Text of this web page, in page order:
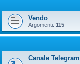
Vendo
Argomenti: 115
Canale Telegram